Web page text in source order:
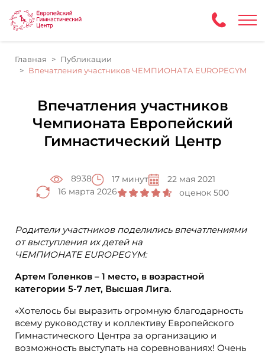
Главная
Публикации
Впечатления участников ЧЕМПИОНАТА EUROPEGYM
Впечатления участников
Чемпионата Европейский
Гимнастический Центр
8938 17 минут
22 мая 2021
16 марта 2026
оценок 500
Родители участников поделились впечатлениями
от выступления их детей на
ЧЕМПИОНАТЕ EUROPEGYM:
Артем Голенков – 1 место, в возрастной
категории 5-7 лет, Высшая Лига.
«Хотелось бы выразить огромную благодарность
всему руководству и коллективу Европейского
Гимнастического Центра за организацию и
возможность выступать на соревнованиях! Очень